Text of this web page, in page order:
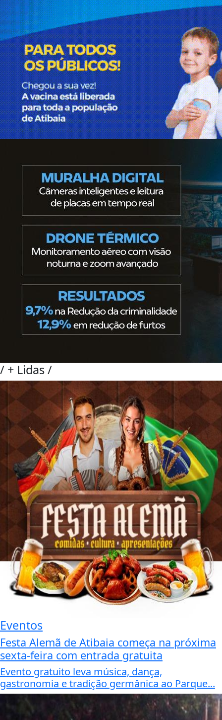
/ + Lidas/
Eventos
Festa Alemã de Atibaia começa na próxima
sexta-feira com entrada gratuita
Evento gratuito leva música, dança,
gastronomia e tradição germânica ao Parque...